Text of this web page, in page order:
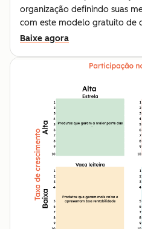
organização definindo suas
com este modelo gratuito de
Baixe agora